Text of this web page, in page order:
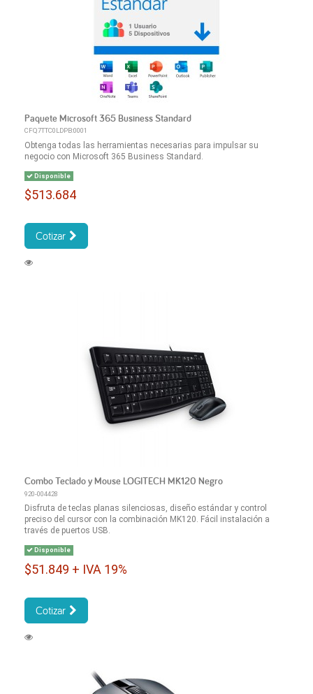
Paquete Microsoft 365 Business Standard
CFQ7TTC0LDPB:0001
Obtenga todas las herramientas necesarias para impulsar su
negocio con Microsoft 365 Business Standard.
Disponible
$513.684
Cotizar
Combo Teclado y Mouse LOGITECH MK120 Negro
920-004428
Disfruta de teclas planas silenciosas, diseño estándar y control
preciso del cursor con la combinación MK120. Fácil instalación a
través de puertos USB.
Disponible
$51.849 + IVA 19%
Cotizar